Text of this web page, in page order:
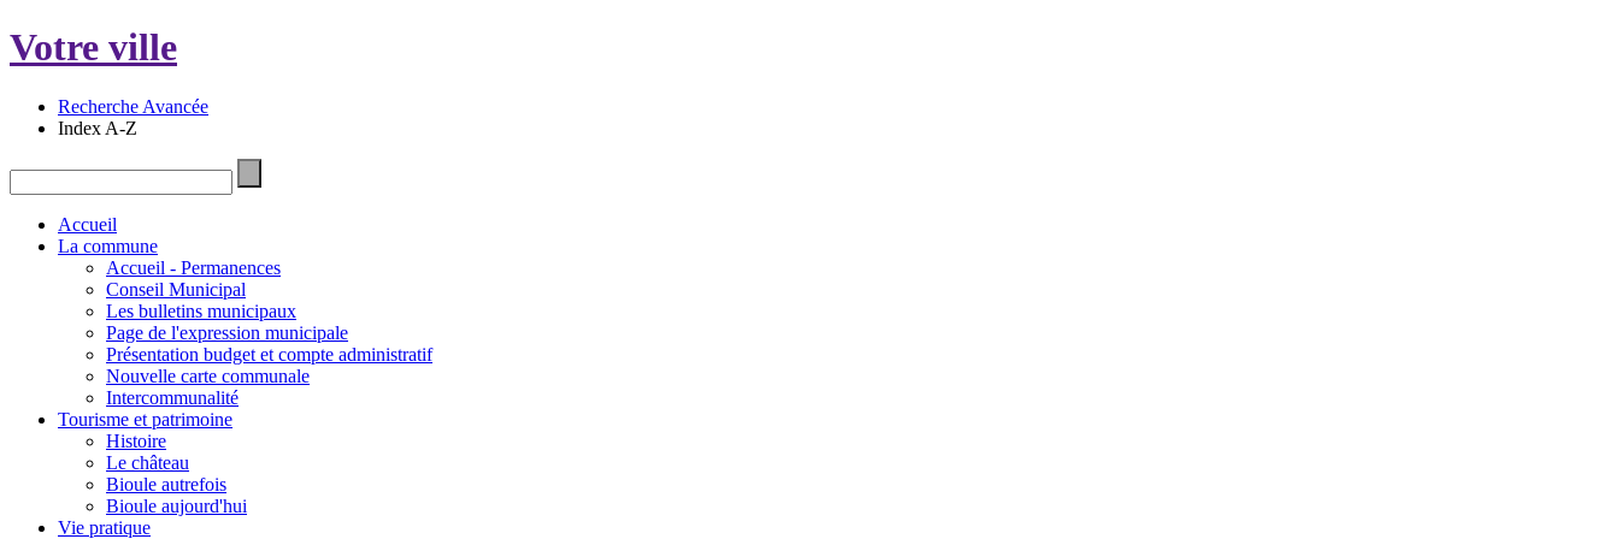
Votre ville
Recherche Avancée
Index A-Z
Accueil
La commune
Accueil - Permanences
Conseil Municipal
Les bulletins municipaux
Page de l'expression municipale
Présentation budget et compte administratif
Nouvelle carte communale
Intercommunalité
Tourisme et patrimoine
Histoire
Le château
Bioule autrefois
Bioule aujourd'hui
Vie pratique